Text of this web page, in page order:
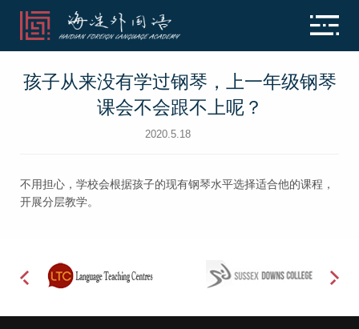
孩子从来没有学过钢琴，上一年级钢琴
课会不会跟不上呢？
2020.5.18
不用担心，学校会根据孩子的现有钢琴水平选择适合他的课程，
开展分层教学。